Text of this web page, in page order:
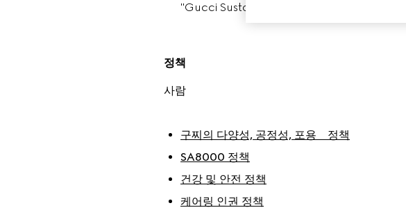
"Gucci Sustainability Principles")
정책
사람
구찌의 다양성, 공정성, 포용　정책
SA8000 정책
건강 및 안전 정책
케어링 인권 정책